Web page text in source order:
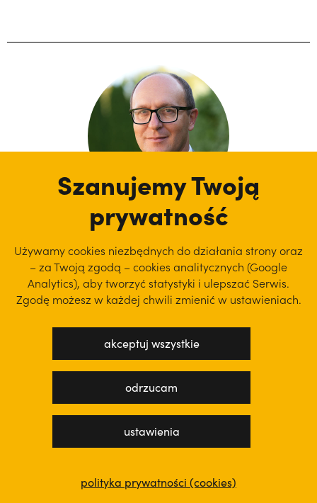
Jan Maria Szewek OFMConv
może ci się spodobać:
Szanujemy Twoją
prywatność
Używamy cookies niezbędnych do działania strony oraz
– za Twoją zgodą – cookies analitycznych (Google
Analytics), abytworzyć statystyki i ulepszać Serwis.
Zgodę możesz w każdej chwili zmienić w ustawieniach.
akceptuj wszystkie
odrzucam
ustawienia
polityka prywatności (cookies)